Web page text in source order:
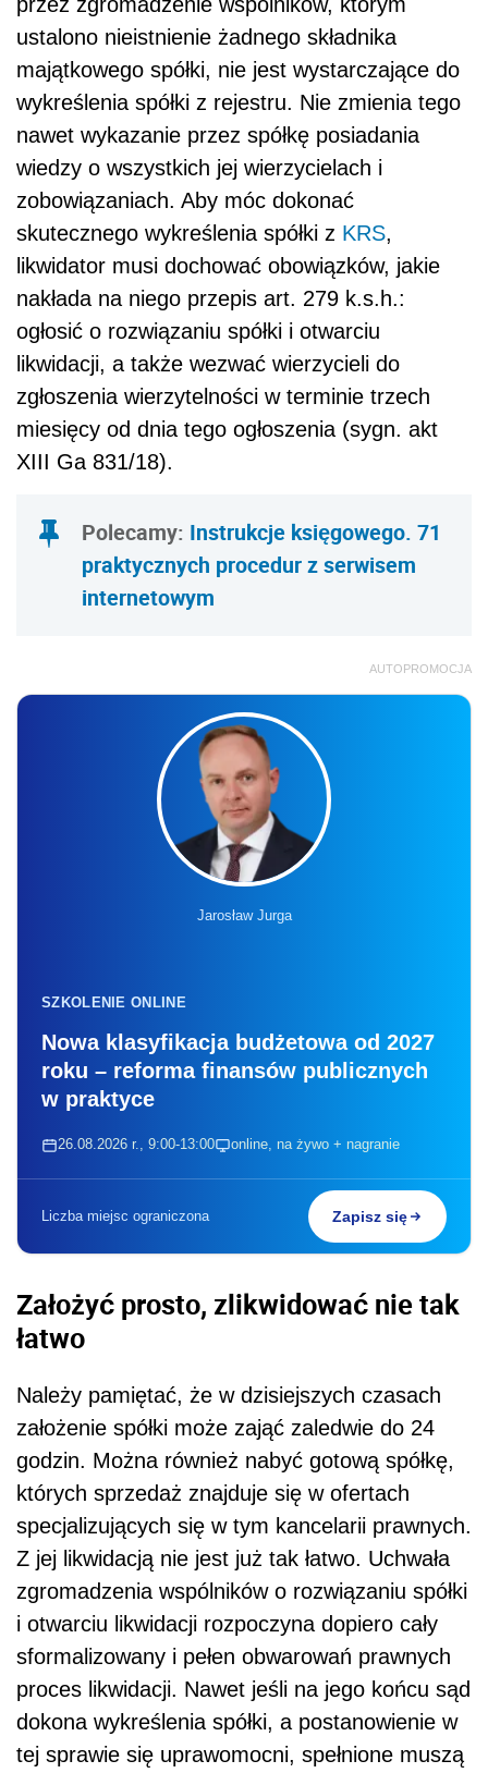
ustalono nieistnienie żadnego składnika
majątkowego spółki, nie jest wystarczające do
wykreślenia spółki z rejestru. Nie zmienia tego
nawet wykazanie przez spółkę posiadania
wiedzy o wszystkich jej wierzycielach i
zobowiązaniach. Aby móc dokonać
skutecznego wykreślenia spółki z KRS,
likwidator musi dochować obowiązków, jakie
nakłada na niego przepis art. 279 k.s.h.:
ogłosić o rozwiązaniu spółki i otwarciu
likwidacji, a także wezwać wierzycieli do
zgłoszenia wierzytelności w terminie trzech
miesięcy od dnia tego ogłoszenia (sygn. akt
XIII Ga 831/18).
Polecamy: Instrukcje księgowego. 71
praktycznych procedur z serwisem
internetowym
AUTOPROMOCJA
Jarosław Jurga
SZKOLENIE ONLINE
Nowa klasyfikacja budżetowa od 2027
roku – reforma finansów publicznych
w praktyce
26.08.2026 r., 9:00-13:00 online, na żywo + nagranie
Liczba miejsc ograniczona Zapisz się
Założyć prosto, zlikwidować nie tak
łatwo
Należy pamiętać, że w dzisiejszych czasach
założenie spółki może zająć zaledwie do 24
godzin. Można również nabyć gotową spółkę,
których sprzedaż znajduje się w ofertach
specjalizujących się w tym kancelarii prawnych.
Z jej likwidacją nie jest już tak łatwo. Uchwała
zgromadzenia wspólników o rozwiązaniu spółki
i otwarciu likwidacji rozpoczyna dopiero cały
sformalizowany i pełen obwarowań prawnych
proces likwidacji. Nawet jeśli na jego końcu sąd
dokona wykreślenia spółki, a postanowienie w
tej sprawie się uprawomocni, spełnione muszą